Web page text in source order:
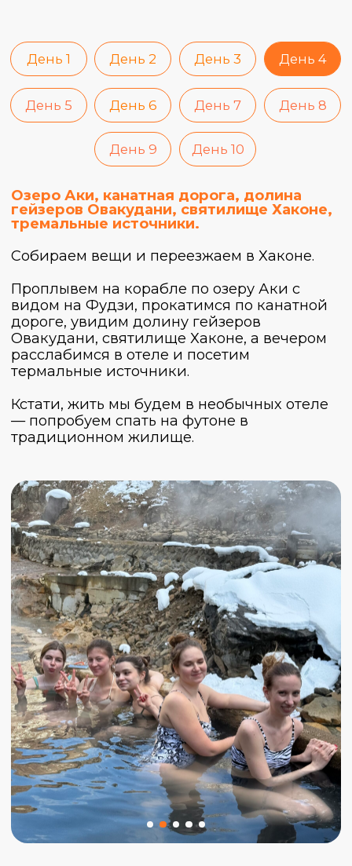
День 1 День 2 День 3
День 5 День 6 День 7 День 8
День 9 День 10
Целый день проведем в Киото, открывая
для себя многоликий характер древней
столицы.
Начнем знакомство с Фусими Инари Тайся
— святилища, известного своими тысячами
склону горы. Пройти через них — словно
пройти путь желаний и очищения.
Затем отправимся в бамбуковую рощу
Арасияма, а после прогуляемся среди
старинных домиков к храму Отаги
Ненбуцу-дзи, где сотни каменных статуй
улыбаются прохожим. Посетим и Золотой
павильон, сверкающий на солнце и
Вокруг павильона весной цветут сакуры, и
их отражение в воде создает
незабываемую картину.
Завершим день прогулкой по улице
в старинной атмосфере Киото.
Киото, Фусими Инари Тайся, бамбуковая
День 2 День 3 День 4